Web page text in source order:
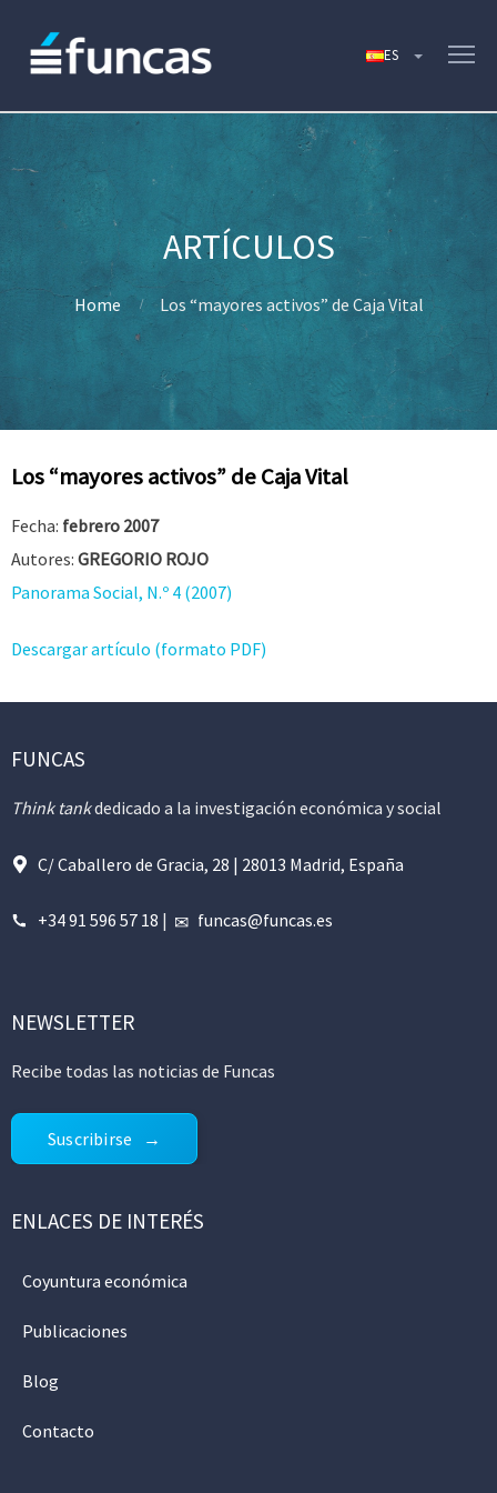
Home Los “mayores activos” de Caja Vital
Los “mayores activos” de Caja Vital
Fecha: febrero 2007
Autores: GREGORIO ROJO
Panorama Social, N.º 4 (2007)
Descargar artículo (formato PDF)
FUNCAS
Think tankdedicado a la investigación económica y social
C/ Caballero de Gracia, 28 | 28013 Madrid, España
+34 91 596 57 18 | funcas@funcas.es
NEWSLETTER
Recibe todas las noticias de Funcas
Suscribirse
ENLACES DE INTERÉS
Coyuntura económica
Publicaciones
Blog
Contacto